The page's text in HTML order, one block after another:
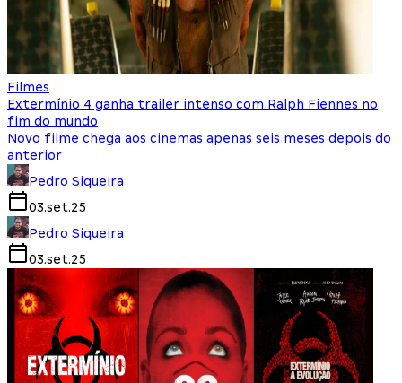
Filmes
Extermínio 4 ganha trailer intenso com Ralph Fiennes no
fim do mundo
Novo filme chega aos cinemas apenas seis meses depois do
anterior
Pedro Siqueira
03.set.25
Pedro Siqueira
03.set.25